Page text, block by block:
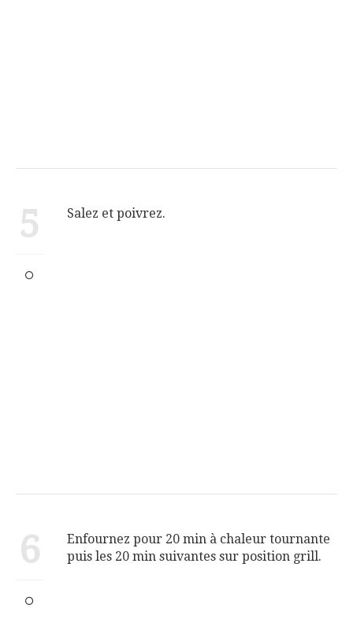
5 Salez et poivrez.
6
Enfournez pour 20 min à chaleur tournante
puis les 20 min suivantes sur position grill.